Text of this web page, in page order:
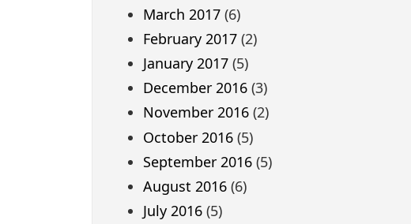
March 2017(6)
February 2017(2)
January 2017(5)
December 2016(3)
November 2016(2)
October 2016(5)
September 2016(5)
August 2016(6)
July 2016(5)